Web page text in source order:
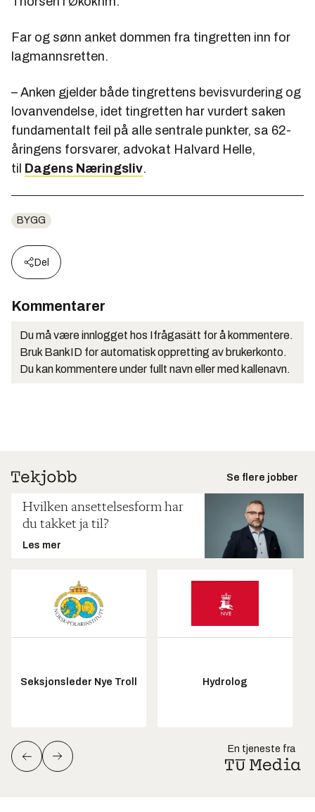
Far og sønn anket dommen fra tingretten inn for
lagmannsretten.
– Anken gjelder både tingrettens bevisvurdering og
lovanvendelse, idet tingretten har vurdert saken
fundamentalt feil på alle sentrale punkter, sa 62-
åringens forsvarer, advokat Halvard Helle,
til Dagens Næringsliv.
BYGG
Del
Kommentarer
Du må være innlogget hos Ifrågasätt for å kommentere.
Bruk BankID for automatisk oppretting av brukerkonto.
Du kan kommentere under fullt navn eller med kallenavn.
Se flere jobber
Hvilken ansettelsesform har
du takket ja til?
Les mer
Seksjonsleder Nye Troll Hydrolog
En tjeneste fra